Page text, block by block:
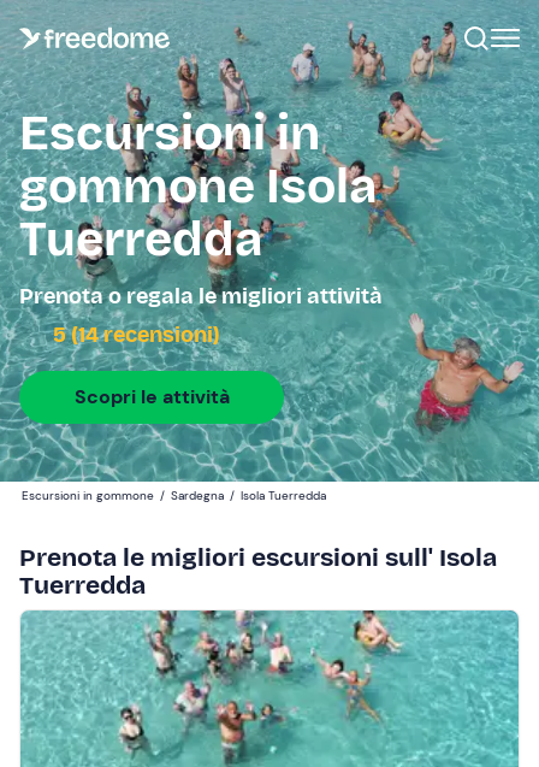
Escursioni in
gommone Isola
Tuerredda
Prenota o regala le migliori attività
5 (14 recensioni)
Scopri le attività
Escursioni in gommone / Sardegna / Isola Tuerredda
Prenota le migliori escursioni sull' Isola
Tuerredda